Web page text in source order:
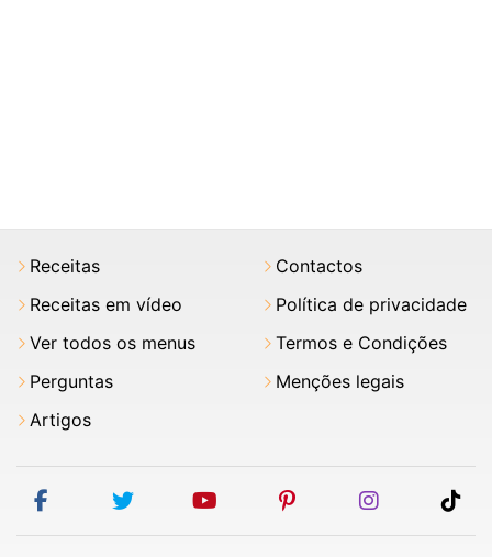
Receitas
Receitas em vídeo
Ver todos os menus
Perguntas
Artigos
Contactos
Política de privacidade
Termos e Condições
Menções legais
facebooktwitter youtubepinterestinstagram